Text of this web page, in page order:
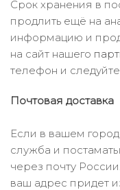
Срок хранения в
продлить ещё на
информацию и
на сайт нашего
телефон и
Почтовая доставка
Если в вашем
служба и
через почту
ваш адрес придет